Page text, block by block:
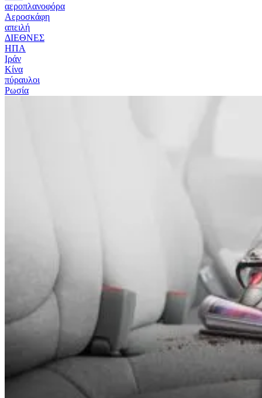
αεροπλανοφόρα
Αεροσκάφη
απειλή
ΔΙΕΘΝΕΣ
ΗΠΑ
Ιράν
Κίνα
πύραυλοι
Ρωσία